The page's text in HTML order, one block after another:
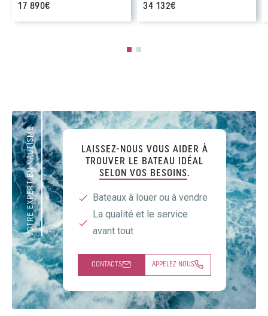
17 890€ 34 132€
VOTRE EXPERT EN NAUTISME
LAISSEZ-NOUS VOUS AIDER À
TROUVER LE BATEAU IDÉAL
SELON VOS BESOINS.
Bateaux à louer ou à vendre
La qualité et le service
avant tout
CONTACTS APPELEZ NOUS